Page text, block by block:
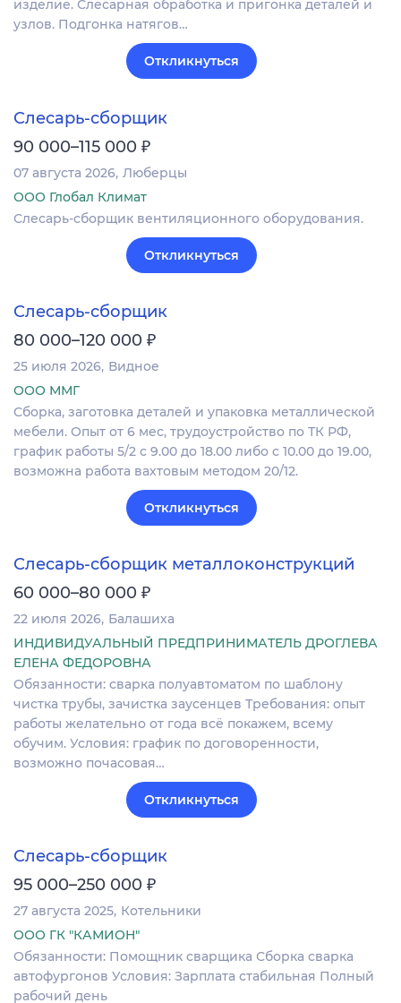
изделие. Слесарная обработка и пригонка деталей и
узлов. Подгонка натягов…
Откликнуться
Слесарь-сборщик
90 000–115 000 ₽
07 августа 2026 Люберцы
ООО Глобал Климат
Слесарь-сборщик вентиляционного оборудования.
Откликнуться
Слесарь-сборщик
80 000–120 000 ₽
25 июля 2026 Видное
ООО ММГ
Сборка, заготовка деталей и упаковка металлической
мебели. Опыт от 6 мес, трудоустройство по ТК РФ,
график работы 5/2 с 9.00 до 18.00 либо с 10.00 до 19.00,
возможна работа вахтовым методом 20/12.
Откликнуться
Слесарь-сборщик металлоконструкций
60 000–80 000 ₽
22 июля 2026 Балашиха
ИНДИВИДУАЛЬНЫЙ ПРЕДПРИНИМАТЕЛЬ ДРОГЛЕВА
ЕЛЕНА ФЕДОРОВНА
Обязанности: сварка полуавтоматом по шаблону
чистка трубы, зачистка заусенцев Требования: опыт
работы желательно от года всё покажем, всему
обучим. Условия: график по договоренности,
возможно почасовая…
Откликнуться
Слесарь-сборщик
95 000–250 000 ₽
27 августа 2025 Котельники
ООО ГК "КАМИОН"
Обязанности: Помощник сварщика Сборка сварка
автофургонов Условия: Зарплата стабильная Полный
рабочий день